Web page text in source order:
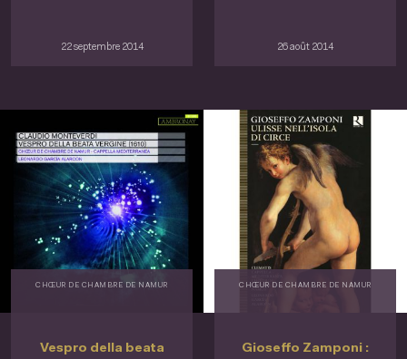
22 septembre 2014 26 août 2014
CHŒUR DE CHAMBRE DE NAMUR
Vespro della beata
CHŒUR DE CHAMBRE DE NAMUR
Gioseffo Zamponi :